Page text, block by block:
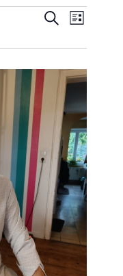
Suche
Ansichten,
SucheListe